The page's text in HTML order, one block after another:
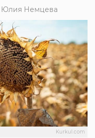
Юлия Немцева
Kurkul.com